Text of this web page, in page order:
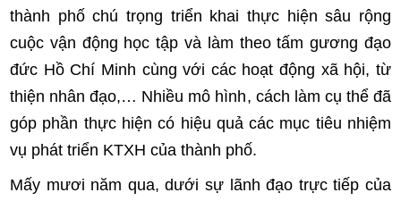
thành phố chú trọng triển khai thực hiện sâu rộng
cuộc vận động học tập và làm theo tấm gương đạo
đức Hồ Chí Minh cùng với các hoạt động xã hội, từ
thiện nhân đạo,… Nhiều mô hình, cách làm cụ thể đã
góp phần thực hiện có hiệu quả các mục tiêu nhiệm
vụ phát triển KTXH của thành phố.
Mấy mươi năm qua, dưới sự lãnh đạo trực tiếp của